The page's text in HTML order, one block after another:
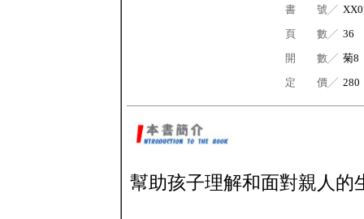
書 號╱
頁 數╱ 36
開 數╱ 菊8
定 價╱ 280
幫助孩子理解和面對親人的